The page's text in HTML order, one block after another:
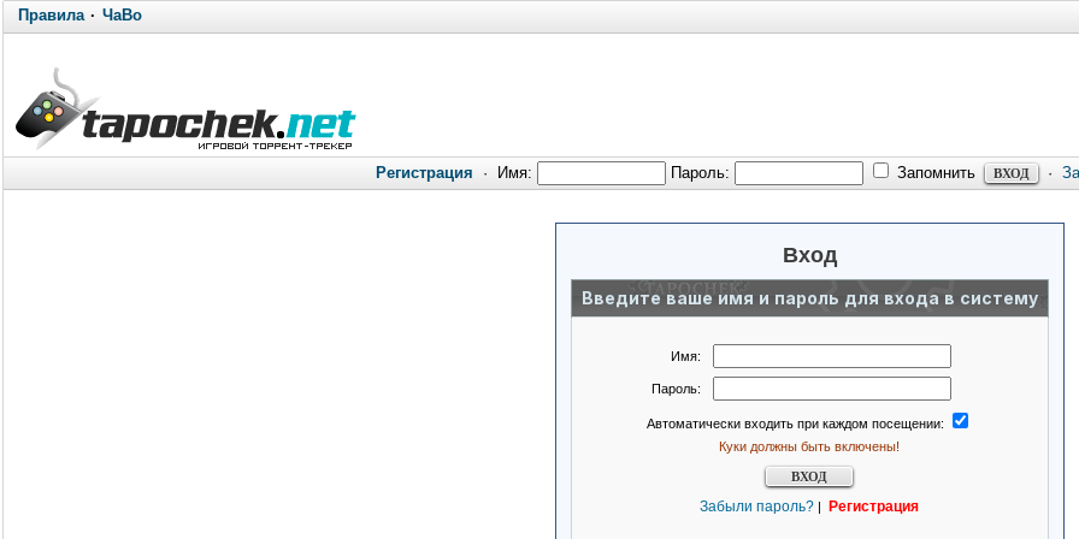
Правила· ЧаВо
Регистрация · Имя: Пароль: Запомнить ·
Вход
Введите ваше имя и пароль для входа в систему
Имя:
Пароль:
Автоматически входить при каждом посещении:
Куки должны быть включены!
Забыли пароль? | Регистрация